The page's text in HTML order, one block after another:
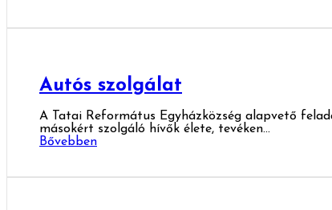
Autós szolgálat
A Tatai Református Egyházközség alapvető
másokért szolgáló hívők élete, tevéken...
Bővebben